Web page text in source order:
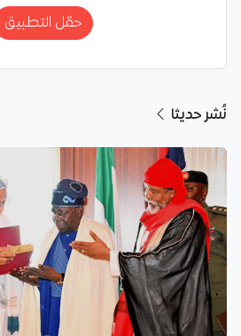
حمّل التطبيق
نُشر حديثا